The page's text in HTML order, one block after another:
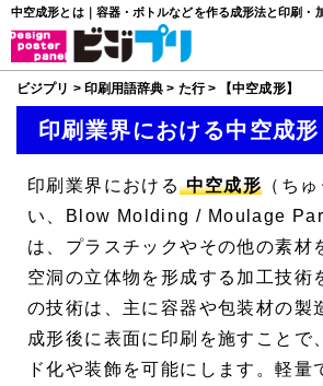
中空成形とは｜容器・ボトルなどを作る成形法と印刷・
ビジプリ > 印刷用語辞典 > た行> 【中空成形】
印刷業界における中空成形
印刷業界における中空成形 （ち
い、
Blow Molding / Moulage
は、プラスチックやその他の素材
空洞の立体物を形成する加工技術
の技術は、主に容器や包装材の製
成形後に表面に印刷を施すことで
ド化や装飾を可能にします。軽量